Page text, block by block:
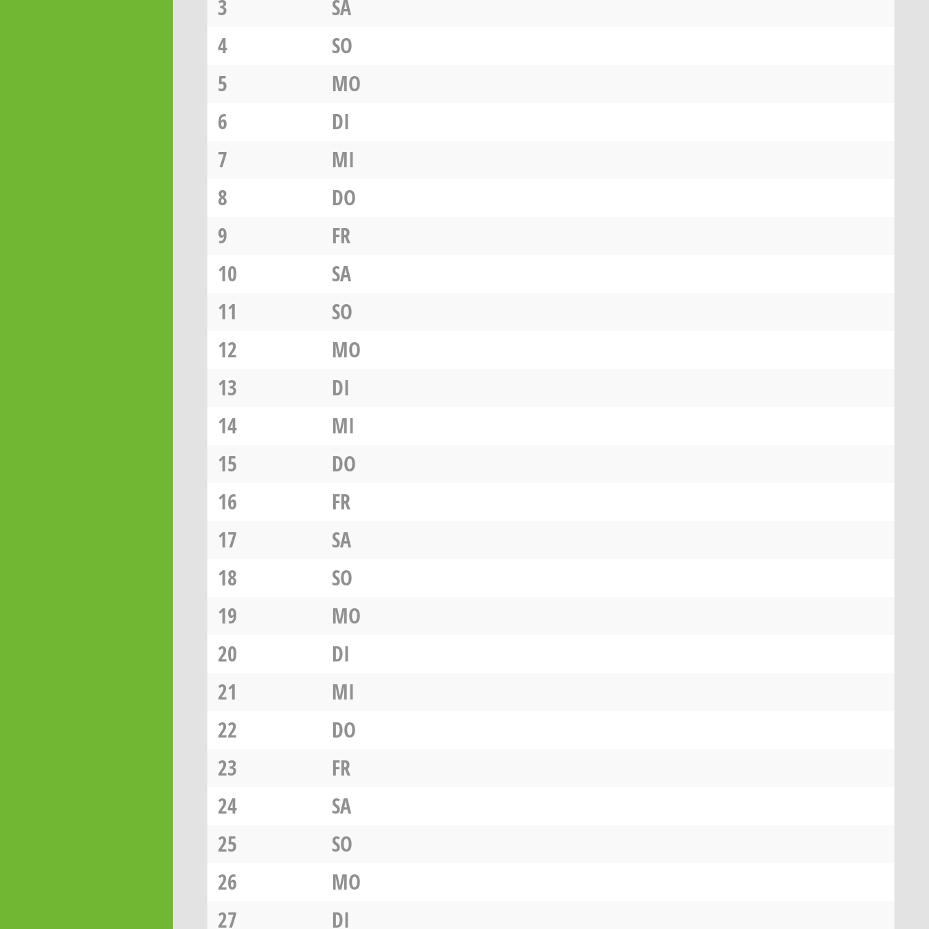
3
SA
4
SO
5
MO
6
DI
7
MI
8
DO
9
FR
10
SA
11
SO
12
MO
13
DI
14
MI
15
DO
16
FR
17
SA
18
SO
19
MO
20
DI
21
MI
22
DO
23
FR
24
SA
25
SO
26
MO
27
DI